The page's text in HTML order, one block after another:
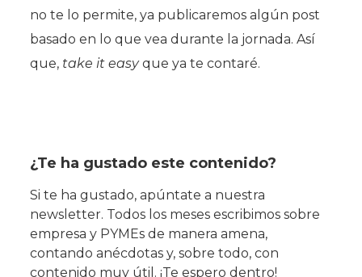
no te lo permite, ya publicaremos algún post
basado en lo que vea durante la jornada. Así
que, take it easyque ya te contaré.
¿Te ha gustado este contenido?
Si te ha gustado, apúntate a nuestra
newsletter. Todos los meses escribimos sobre
empresa y PYMEs de manera amena,
contando anécdotas y, sobre todo, con
contenido muy útil. ¡Te espero dentro!